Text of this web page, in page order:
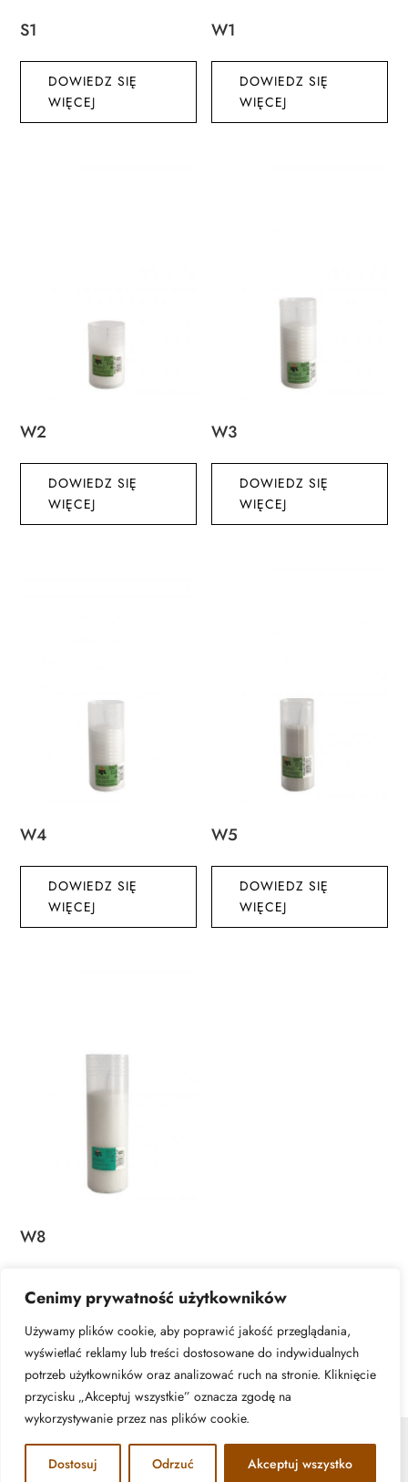
Cenimy prywatność użytkowników
Używamy plików cookie, aby poprawić jakość przeglądania,
wyświetlać reklamy lub treści dostosowane do indywidualnych
potrzeb użytkowników oraz analizować ruch na stronie. Kliknięcie
przycisku „Akceptuj wszystkie” oznacza zgodę na
wykorzystywanie przez nas plików cookie.
Dostosuj Odrzuć Akceptuj wszystko
S1
DOWIEDZ SIĘ
WIĘCEJ
W1
DOWIEDZ SIĘ
WIĘCEJ
W2
DOWIEDZ SIĘ
WIĘCEJ
W3
DOWIEDZ SIĘ
WIĘCEJ
W4
DOWIEDZ SIĘ
WIĘCEJ
W5
DOWIEDZ SIĘ
WIĘCEJ
W8
DOWIEDZ SIĘ
WIĘCEJ
© ATA Znicze - 2026 | All rights reserved. Realizacja:
www.woh.group